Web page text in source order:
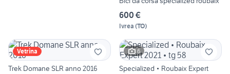
600 €
Ivrea (TO)
Vetrina
Trek Domane SLR anno 2016
6
Specialized • Roubaix Expert